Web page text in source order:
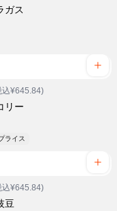
ガス
込¥645.84)
リー
ライス
込¥645.84)
豆